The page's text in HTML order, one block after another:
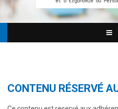
CONTENU RÉSERVÉ